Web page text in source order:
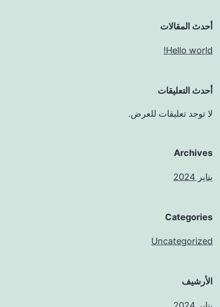
أحدث المقالات
Hello world!
أحدث التعليقات
لا توجد تعليقات للعرض.
Archives
يناير 2024
Categories
Uncategorized
الأرشيف